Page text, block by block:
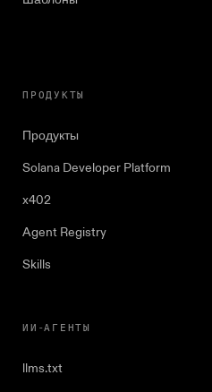
ПРОДУКТЫ
Продукты
Solana Developer Platform
x402
Agent Registry
Skills
ИИ-АГЕНТЫ
llms.txt